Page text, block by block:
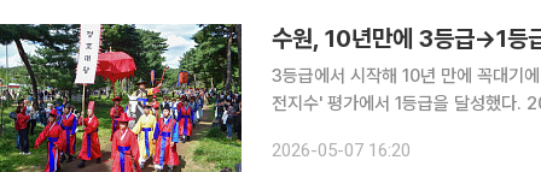
3등급에서 시작해 10년 만에 꼭대기
전지수' 평가에서 1등급을 달성했다.
역 17, 기초 151)를 대상으로 관광 수
2026-05-07 16:20